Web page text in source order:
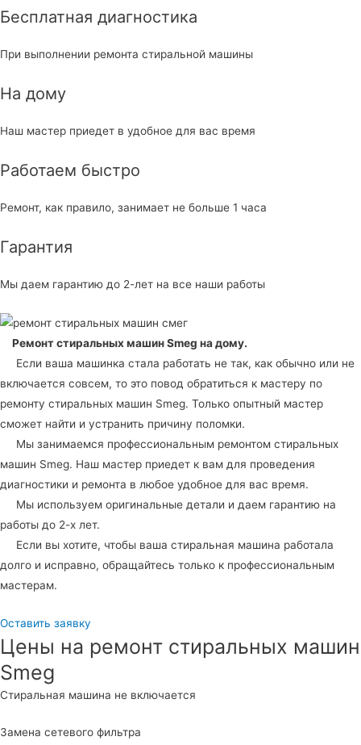
Бесплатная диагностика
При выполнении ремонта стиральной машины
На дому
Наш мастер приедет в удобное для вас время
Работаем быстро
Ремонт, как правило, занимает не больше 1 часа
Гарантия
Мы даем гарантию до 2-лет на все наши работы
Ремонт стиральных машин Smeg на дому.
Если ваша машинка стала работать не так, как обычно или не
включается совсем, то это повод обратиться к мастеру по
ремонту стиральных машин Smeg. Только опытный мастер
сможет найти и устранить причину поломки.
Мы занимаемся профессиональным ремонтом стиральных
машин Smeg. Наш мастер приедет к вам для проведения
диагностики и ремонта в любое удобное для вас время.
Мы используем оригинальные детали и даем гарантию на
работы до 2-х лет.
Если вы хотите, чтобы ваша стиральная машина работала
долго и исправно, обращайтесь только к профессиональным
мастерам.
Оставить заявку
Цены на ремонт стиральных машин
Smeg
Стиральная машина не включается
Замена сетевого фильтра